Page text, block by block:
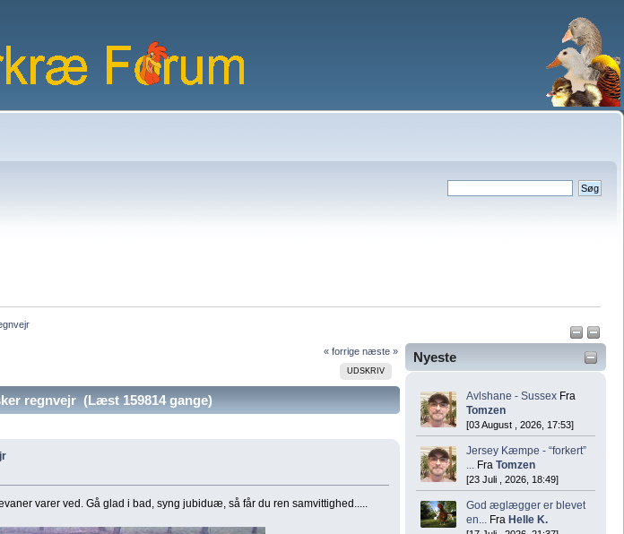
Nyeste
Avlshane - Sussex Fra
Tomzen
[03 August , 2026, 17:53]
Jersey Kæmpe - “forkert”
... Fra Tomzen
[23 Juli , 2026, 18:49]
God æglægger er blevet
en... Fra Helle K.
« forrige næste »
UDSKRIV
regnvejr (Læst 159814 gange)
varer ved. Gå glad i bad, syng jubiduæ, så får du ren samvittighed.....